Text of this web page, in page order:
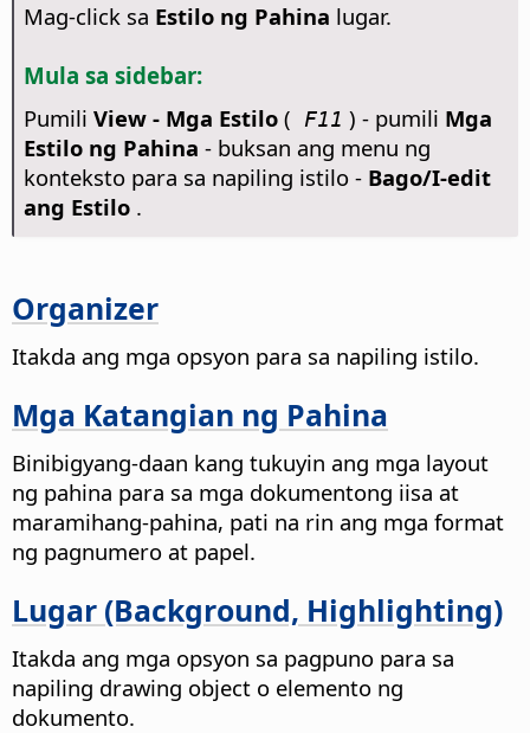
Mag-click sa Estilo ng Pahina lugar.
Mula sa sidebar:
Pumili View - Mga Estilo( F11 ) - pumili Mga
Estilo ng Pahina - buksan ang menu ng
konteksto para sa napiling istilo -Bago/I-edit
ang Estilo.
Organizer
Itakda ang mga opsyon para sa napiling istilo.
Mga Katangian ng Pahina
Binibigyang-daan kang tukuyin ang mga layout
ng pahina para sa mga dokumentong iisa at
maramihang-pahina, pati na rin ang mga format
ng pagnumero at papel.
Lugar (Background, Highlighting)
Itakda ang mga opsyon sa pagpuno para sa
napiling drawing object o elemento ng
dokumento.